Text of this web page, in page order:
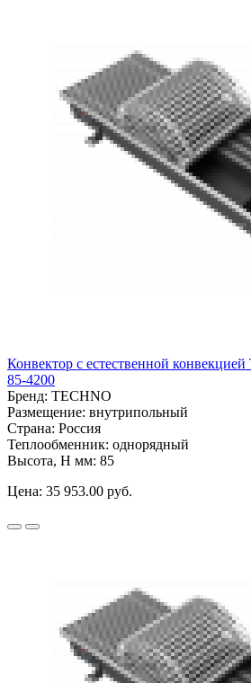
Конвектор с естественной
85-4200
Бренд: TECHNO
Размещение: внутрипольный
Страна: Россия
Теплообменник: однорядный
Высота, H мм: 85
Цена: 35 953.00 руб.